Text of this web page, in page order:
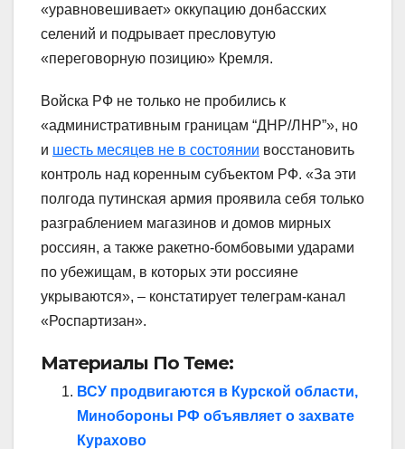
«уравновешивает» оккупацию донбасских
селений и подрывает пресловутую
«переговорную позицию» Кремля.
Войска РФ не только не пробились к
«административным границам “ДНР/ЛНР”», но
и шесть месяцев не в состоянии восстановить
контроль над коренным субъектом РФ. «За эти
полгода путинская армия проявила себя только
разграблением магазинов и домов мирных
россиян, а также ракетно-бомбовыми ударами
по убежищам, в которых эти россияне
укрываются», – констатирует телеграм-канал
«Роспартизан».
Материалы По Теме:
ВСУ продвигаются в Курской области,
Минобороны РФ объявляет о захвате
Курахово